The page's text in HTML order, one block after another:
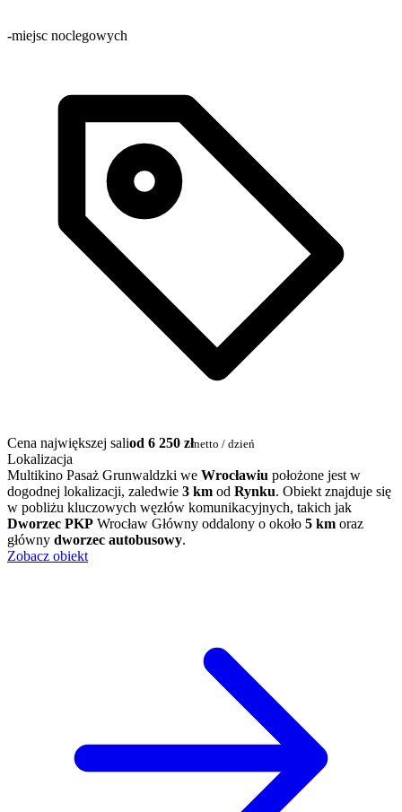
-miejsc noclegowych
Cena największej saliod 6 250 złnetto / dzień
Lokalizacja
Multikino Pasaż Grunwaldzki we Wrocławiu położone jest w
dogodnej lokalizacji, zaledwie 3 km od Rynku. Obiekt znajduje się
w pobliżu kluczowych węzłów komunikacyjnych, takich jak
Dworzec PKP Wrocław Główny oddalony o około 5 km oraz
główny dworzec autobusowy.
Zobacz obiekt